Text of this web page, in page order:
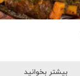
بیشتر بخوانید